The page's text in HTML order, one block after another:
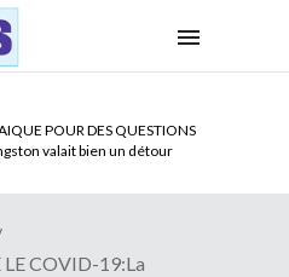
POUR DES QUESTIONS
: Kingston valait bien un détour
TETE DU SENAT BENINOIS :
sans partir !
COVID-19:La